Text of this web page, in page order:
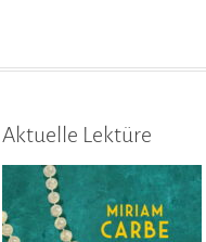
Aktuelle Lektüre